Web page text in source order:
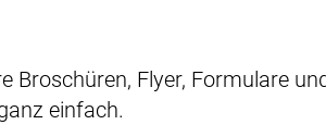
Broschüren, Flyer, Formulare
einfach.